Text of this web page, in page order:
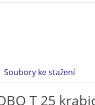
Soubory ke stažení
T 25